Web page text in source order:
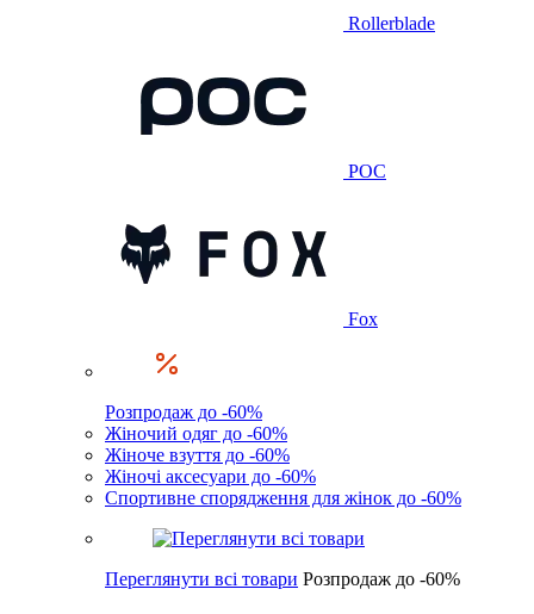
Rollerblade
POC
Fox
Розпродаж до -60%
Жіночий одяг до -60%
Жіноче взуття до -60%
Жіночі аксесуари до -60%
Спортивне спорядження для жінок до -60%
Переглянути всі товари Розпродаж до -60%